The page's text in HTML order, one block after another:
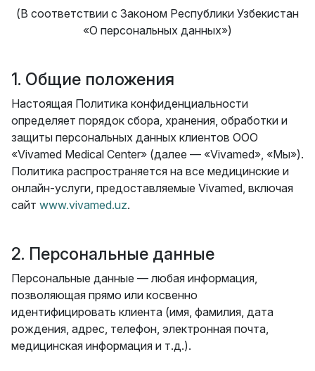
(В соответствии с Законом Республики Узбекистан
«О персональных данных»)
1. Общие положения
Настоящая Политика конфиденциальности
определяет порядок сбора, хранения, обработки и
защиты персональных данных клиентов ООО
«Vivamed Medical Center» (далее — «Vivamed», «Мы»).
Политика распространяется на все медицинские и
онлайн-услуги, предоставляемые Vivamed, включая
сайт www.vivamed.uz.
2. Персональные данные
Персональные данные — любая информация,
позволяющая прямо или косвенно
идентифицировать клиента (имя, фамилия, дата
рождения, адрес, телефон, электронная почта,
медицинская информация и т.д.).